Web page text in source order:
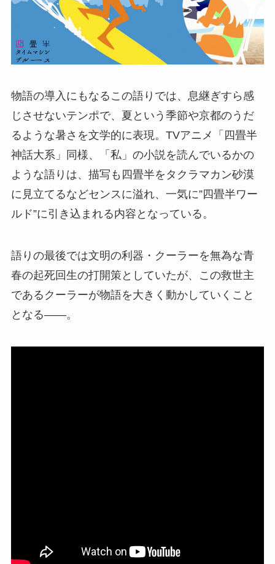
物語の導入にもなるこの語りでは、息継ぎすら感
じさせないテンポで、夏という季節や京都のうだ
るような暑さを文学的に表現。TVアニメ「四畳半
神話大系」同様、「私」の小説を読んでいるかの
ような語りは、描写も四畳半をタクラマカン砂漠
に見立てるなどセンスに溢れ、一気に”四畳半ワー
ルド”に引き込まれる内容となっている。
語りの最後では文明の利器・クーラーを無為な青
春の起死回生の打開策としていたが、この救世主
であるクーラーが物語を大きく動かしていくこと
となる――。